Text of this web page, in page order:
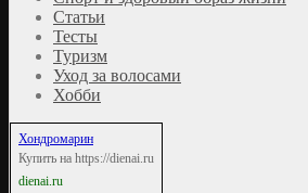
Статьи
Тесты
Туризм
Уход за волосами
Хобби
Хондромарин
Купить на https://dienai.ru
dienai.ru